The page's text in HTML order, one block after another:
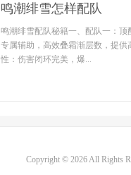
鸣潮绯雪怎样配队
鸣潮绯雪配队秘籍一、配队一：
专属辅助，高效叠霜渐层数，提
性：伤害闭环完美，爆...
Copyright © 2026 All Rights